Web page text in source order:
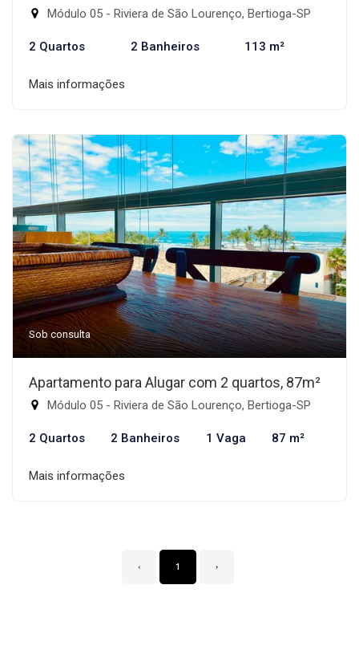
Módulo 05 - Riviera de São Lourenço, Bertioga-SP
2 Quartos 2 Banheiros 113 m²
Mais informações
Sob consulta
Apartamento para Alugar com 2 quartos, 87m²
Módulo 05 - Riviera de São Lourenço, Bertioga-SP
2 Quartos 2 Banheiros 1 Vaga 87 m²
Mais informações
‹ 1 ›